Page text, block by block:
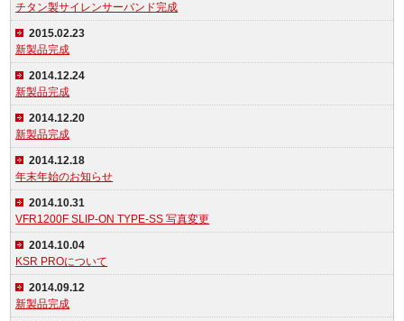
チタン製サイレンサーバンド完成
2015.02.23
新製品完成
2014.12.24
新製品完成
2014.12.20
新製品完成
2014.12.18
年末年始のお知らせ
2014.10.31
VFR1200F SLIP-ON TYPE-SS 写真変更
2014.10.04
KSR PROについて
2014.09.12
新製品完成